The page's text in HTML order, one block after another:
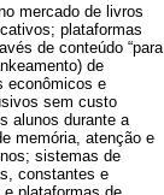
mercado de livros
plataformas
de conteúdo “para
de
econômicos e
sem custo
alunos durante a
memória, atenção e
sistemas de
constantes e